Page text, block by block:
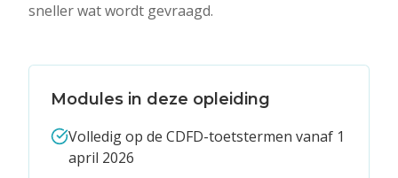
sneller wat wordt gevraagd.
Modules in deze opleiding
Volledig op de CDFD-toetstermen vanaf 1
april 2026